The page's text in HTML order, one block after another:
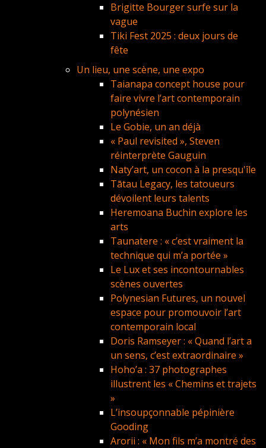
Brigitte Bourger surfe sur la
vague
Tiki Fest 2025 : deux jours de
fête
Un lieu, une scène, une expo
Taianapa concept house pour
faire vivre l’art contemporain
polynésien
Le Gobie, un an déjà
« Paul revisited », Steven
réinterprète Gauguin
Naty’art, un cocon à la presqu'île
Tātau Legacy, les tatoueurs
dévoilent leurs talents
Heremoana Buchin explore les
arts
Taunatere : « c’est vraiment la
technique qui m’a portée »
Le Lux et ses incontournables
scènes ouvertes
Polynesian Futures, un nouvel
espace pour promouvoir l’art
contemporain local
Doris Ramseyer : « Quand l’art a
un sens, c’est extraordinaire »
Hoho’a : 37 photographes
illustrent les « Chemins et trajets
»
L’insoupçonnable pépinière
Gooding
Arorii : « Mon fils m’a montré des